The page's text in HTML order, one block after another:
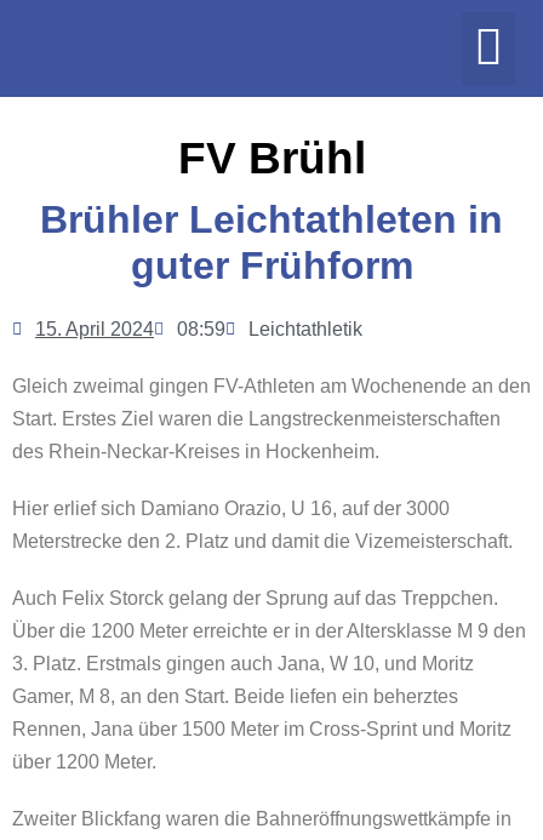
FV Brühl
Brühler Leichtathleten in
guter Frühform
15. April 2024 08:59 Leichtathletik
Gleich zweimal gingen FV-Athleten am Wochenende an den
Start. Erstes Ziel waren die Langstreckenmeisterschaften
des Rhein-Neckar-Kreises in Hockenheim.
Hier erlief sich Damiano Orazio, U 16, auf der 3000
Meterstrecke den 2. Platz und damit die Vizemeisterschaft.
Auch Felix Storck gelang der Sprung auf das Treppchen.
Über die 1200 Meter erreichte er in der Altersklasse M 9 den
3. Platz. Erstmals gingen auch Jana, W 10, und Moritz
Gamer, M 8, an den Start. Beide liefen ein beherztes
Rennen, Jana über 1500 Meter im Cross-Sprint und Moritz
über 1200 Meter.
Zweiter Blickfang waren die Bahneröffnungswettkämpfe in